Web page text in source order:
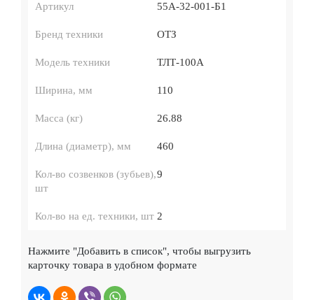
Артикул 55А-32-001-Б1
Бренд техники ОТЗ
Модель техники ТЛТ-100А
Ширина, мм 110
Масса (кг) 26.88
Длина (диаметр), мм 460
Кол-во созвенков (зубьев),
шт
9
Кол-во на ед. техники, шт 2
Нажмите "Добавить в список", чтобы выгрузить
карточку товара в удобном формате